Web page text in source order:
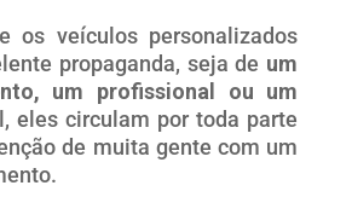
os veículos personalizados
propaganda, seja de um
um profissional ou um
eles circulam por toda parte
de muita gente com um